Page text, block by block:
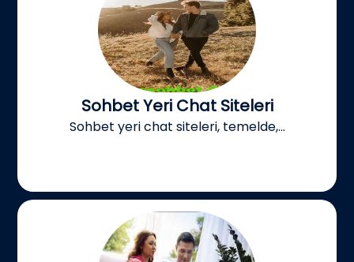
Sohbet Yeri Chat Siteleri
Sohbet yeri chat siteleri, temelde,...